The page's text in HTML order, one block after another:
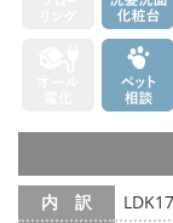
内 訳